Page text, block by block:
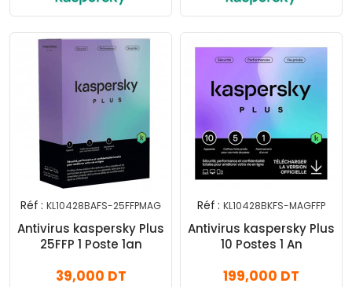
Réf : KL10428BAFS-25FFPMAG
Antivirus kaspersky Plus
25FFP 1 Poste 1an
39,000 DT
Réf : KL10428BKFS-MAGFFP
Antivirus kaspersky Plus
10 Postes 1 An
199,000 DT